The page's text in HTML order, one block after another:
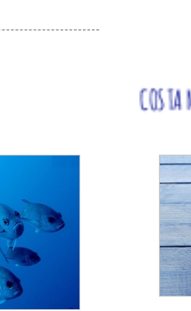
NON COSTA MOLTO !!!